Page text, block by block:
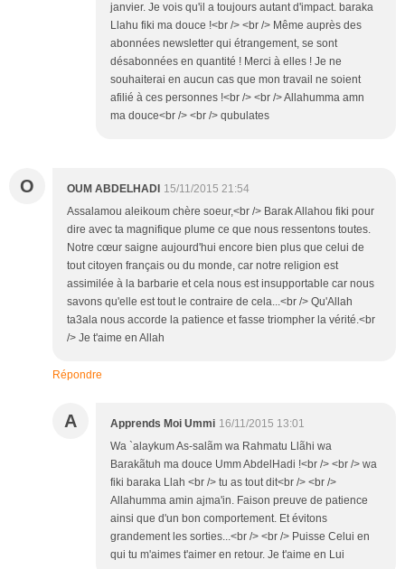
janvier. Je vois qu'il a toujours autant d'impact. baraka
Llahu fiki ma douce !<br /> <br /> Même auprès des
abonnées newsletter qui étrangement, se sont
désabonnées en quantité ! Merci à elles ! Je ne
souhaiterai en aucun cas que mon travail ne soient
afilié à ces personnes !<br /> <br /> Allahumma amn
ma douce<br /> <br /> qubulates
O OUM ABDELHADI 15/11/2015 21:54
Assalamou aleikoum chère soeur,<br /> Barak Allahou fiki pour
dire avec ta magnifique plume ce que nous ressentons toutes.
Notre cœur saigne aujourd'hui encore bien plus que celui de
tout citoyen français ou du monde, car notre religion est
assimilée à la barbarie et cela nous est insupportable car nous
savons qu'elle est tout le contraire de cela...<br /> Qu'Allah
ta3ala nous accorde la patience et fasse triompher la vérité.<br
/> Je t'aime en Allah
Répondre
A Apprends Moi Ummi 16/11/2015 13:01
Wa `alaykum As-salãm wa Rahmatu Llãhi wa
Barakãtuh ma douce Umm AbdelHadi !<br /> <br /> wa
fiki baraka Llah <br /> tu as tout dit<br /> <br />
Allahumma amin ajma'in. Faison preuve de patience
ainsi que d'un bon comportement. Et évitons
grandement les sorties...<br /> <br /> Puisse Celui en
qui tu m'aimes t'aimer en retour. Je t'aime en Lui